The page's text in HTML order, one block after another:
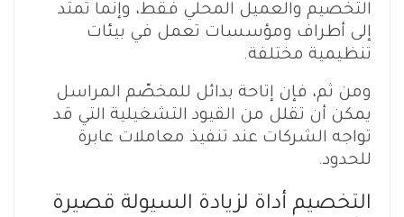
التخصيم والعميل المحلي فقط، وإنما تمتد
إلى أطراف ومؤسسات تعمل في بيئات
تنظيمية مختلفة.
ومن ثم، فإن إتاحة بدائل للمخصّم المراسل
يمكن أن تقلل من القيود التشغيلية التي قد
تواجه الشركات عند تنفيذ معاملات عابرة
للحدود.
التخصيم أداة لزيادة السيولة قصيرة